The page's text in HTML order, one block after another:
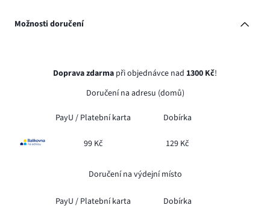
Možnosti doručení
Doprava zdarma při objednávce nad 1300 Kč!
Doručení na adresu (domů)
PayU / Platební karta Dobírka
99 Kč 129 Kč
Doručení na výdejní místo
PayU / Platební karta Dobírka